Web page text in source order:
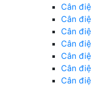
Cân
Cân
Cân
Cân
Cân
Cân
Cân